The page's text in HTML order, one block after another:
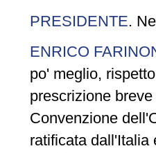
PRESIDENTE.
ENRICO
po' meglio,
prescrizione
Convenzione
ratificata dall'Italia